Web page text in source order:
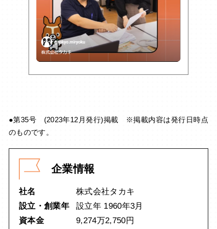
●第35号 (2023年12月発行)掲載 ※掲載内容は発行日時点
のものです。
企業情報
社名
株式会社タカキ
設立・創業年
設立年 1960年3月
資本金
9,274万2,750円